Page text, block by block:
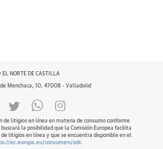
NORTE DE CASTILLA
Menchaca, 10, 47008 - Valladolid
de litigios en línea en materia de consumo conforme
la posibilidad que la Comisión Europea facilita
litigios en línea y que se encuentra disponible en el
ec.europa.eu/consumers/odr.